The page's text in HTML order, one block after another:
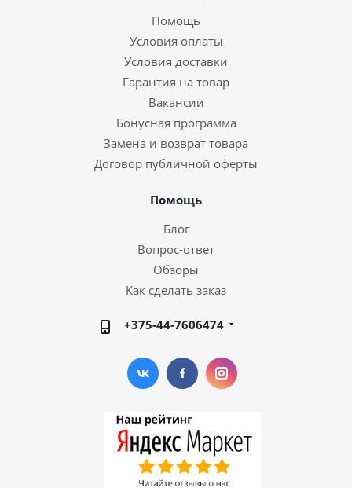
Помощь
Условия оплаты
Условия доставки
Гарантия на товар
Вакансии
Бонусная программа
Замена и возврат товара
Договор публичной оферты
Помощь
Блог
Вопрос-ответ
Обзоры
Как сделать заказ
+375-44-7606474